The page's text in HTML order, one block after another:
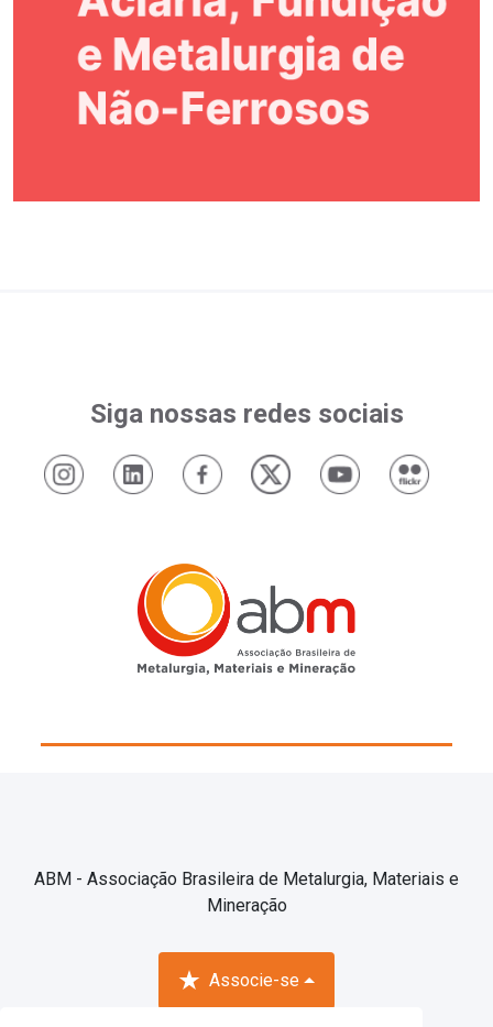
Siga nossas redes sociais
ABM - Associação Brasileira de Metalurgia, Materiais e
Mineração
Associe-se